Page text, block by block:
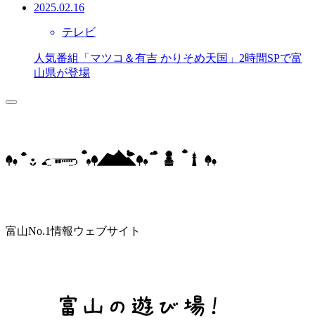
2025.02.16
テレビ
人気番組「マツコ＆有吉 かりそめ天国」2時間SPで富
山県が登場
富山No.1情報ウェブサイト